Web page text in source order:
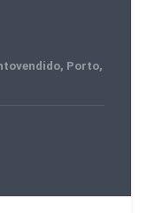
, Porto,